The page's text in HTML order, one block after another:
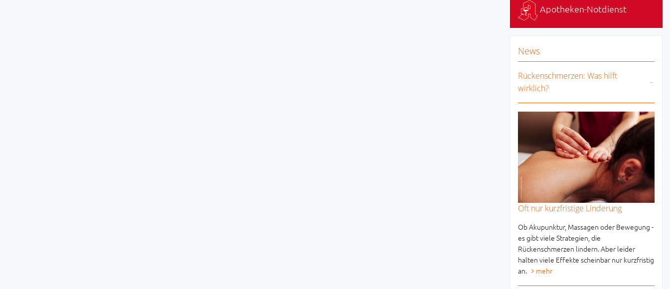
Apotheken-Notdienst
News
Rückenschmerzen: Was hilft
wirklich?
Oft nur kurzfristige Linderung
Ob Akupunktur, Massagen oder Bewegung -
es gibt viele Strategien, die
Rückenschmerzen lindern. Aber leider
halten viele Effekte scheinbar nur kurzfristig
an.
mehr